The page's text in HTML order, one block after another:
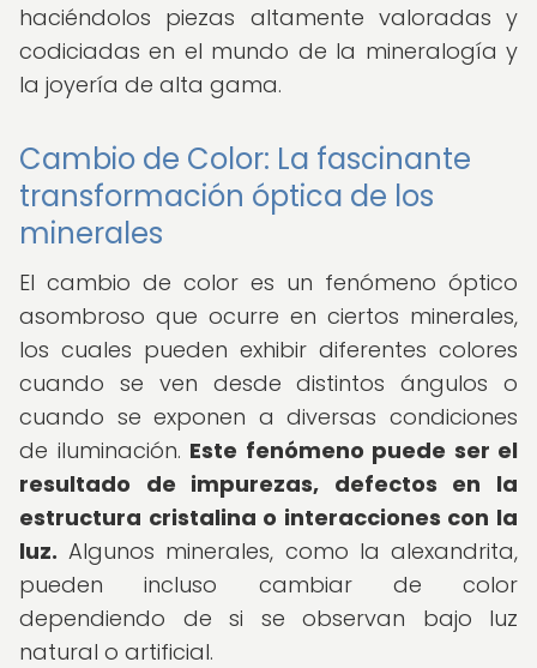
haciéndolos piezas altamente valoradas y
codiciadas en el mundo de la mineralogía y
la joyería de alta gama.
Cambio de Color: La fascinante
transformación óptica de los
minerales
El cambio de color es un fenómeno óptico
asombroso que ocurre en ciertos minerales,
los cuales pueden exhibir diferentes colores
cuando se ven desde distintos ángulos o
cuando se exponen a diversas condiciones
de iluminación. Este fenómeno puede ser el
resultado de impurezas, defectos en la
estructura cristalina o interacciones con la
luz. Algunos minerales, como la alexandrita,
pueden incluso cambiar de color
dependiendo de si se observan bajo luz
natural o artificial.